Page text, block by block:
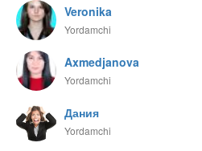
Veronika
Yordamchi
Axmedjanova
Yordamchi
Дания
Yordamchi